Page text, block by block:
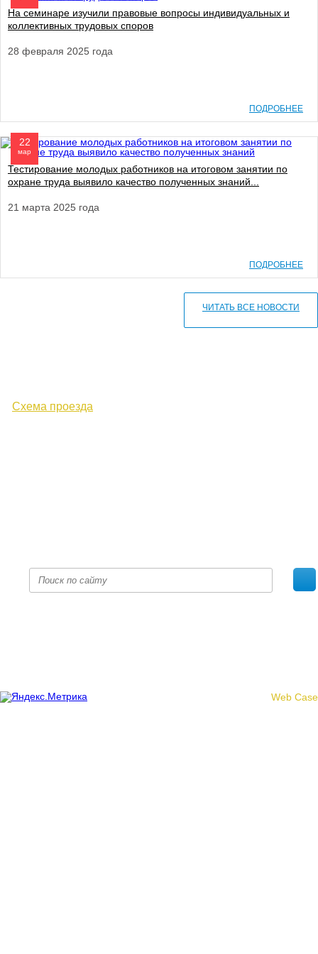
На семинаре изучили правовые вопросы индивидуальных и
коллективных трудовых споров
28 февраля 2025 года
ПОДРОБНЕЕ
22
мар
Тестирование молодых работников на итоговом занятии по
охране труда выявило качество полученных знаний...
21 марта 2025 года
ПОДРОБНЕЕ
ЧИТАТЬ ВСЕ НОВОСТИ
Схема проезда
Web Case